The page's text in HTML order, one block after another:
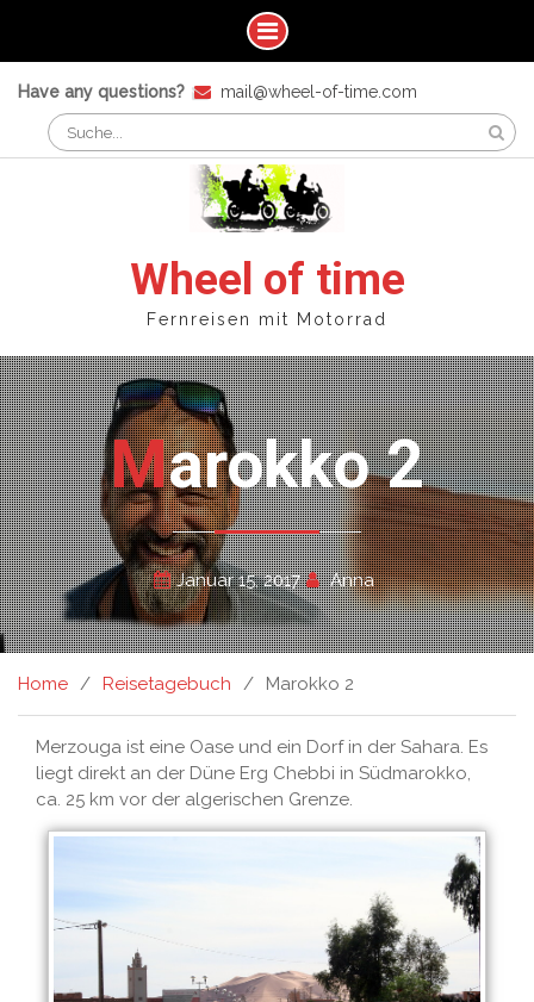
content
Have any questions? mail@wheel-of-time.com
for:
Wheel of time
Fernreisen mit Motorrad
Marokko 2
Januar 15, 2017 Anna
Home Reisetagebuch Marokko 2
Merzouga ist eine Oase und ein Dorf in der Sahara. Es
liegt direkt an der Düne Erg Chebbi in Südmarokko,
ca. 25 km vor der algerischen Grenze.